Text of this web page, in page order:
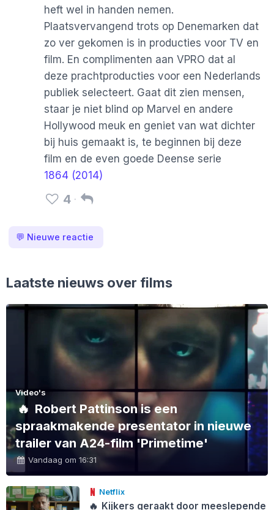
heft wel in handen nemen.
Plaatsvervangend trots op Denemarken dat
zo ver gekomen is in producties voor TV en
film. En complimenten aan VPRO dat al
deze prachtproducties voor een Nederlands
publiek selecteert. Gaat dit zien mensen,
staar je niet blind op Marvel en andere
Hollywood meuk en geniet van wat dichter
bij huis gemaakt is, te beginnen bij deze
film en de even goede Deense serie
1864 (2014)
4
💬 Nieuwe reactie
Laatste nieuws over films
Video's
🔥 Robert Pattinson is een
spraakmakende presentator in nieuwe
trailer van A24-film 'Primetime'
Vandaag om 16:31
Netflix
🔥 Kijkers geraakt door meeslepende